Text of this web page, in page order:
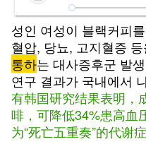
성인 여성이 블랙커피
혈압, 당뇨, 고지혈증
통하는 대사증후군 발
연구 결과가 국내에서
有韩国研究结果表明，
啡，可降低34%患高血
为“死亡五重奏”的代谢